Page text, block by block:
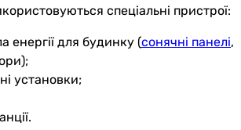
спеціальні пристрої:
енергії для будинку (сонячні панелі,
установки;